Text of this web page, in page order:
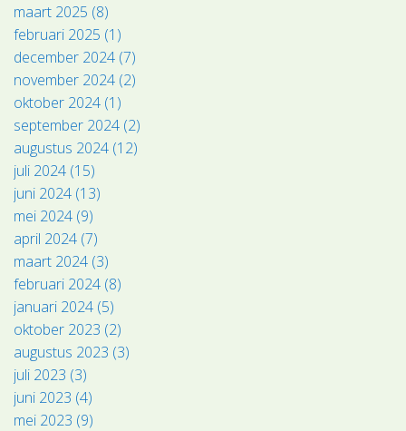
maart 2025 (8)
februari 2025 (1)
december 2024 (7)
november 2024 (2)
oktober 2024 (1)
september 2024 (2)
augustus 2024 (12)
juli 2024 (15)
juni 2024 (13)
mei 2024 (9)
april 2024 (7)
maart 2024 (3)
februari 2024 (8)
januari 2024 (5)
oktober 2023 (2)
augustus 2023 (3)
juli 2023 (3)
juni 2023 (4)
mei 2023 (9)